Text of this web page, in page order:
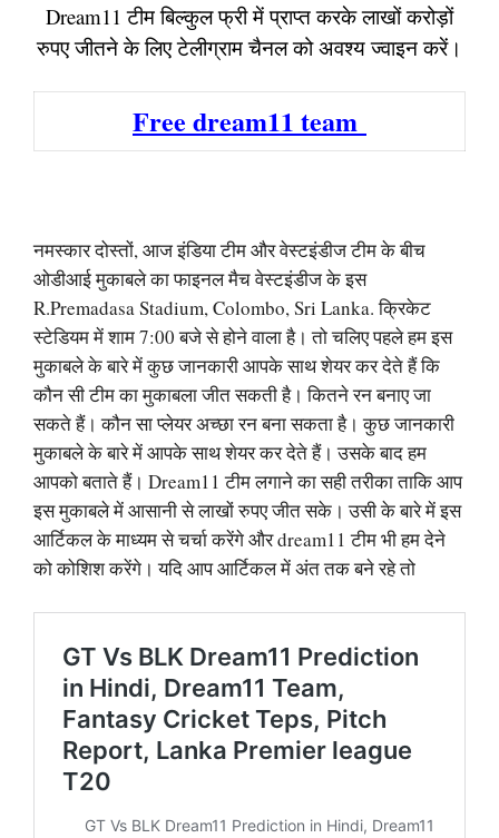
Dream11 टीम बिल्कुल फ्री में प्राप्त करके लाखों करोड़ों
रुपए जीतने के लिए टेलीग्राम चैनल को अवश्य ज्वाइन करें।
Free dream11 team
नमस्कार दोस्तों, आज इंडिया टीम और वेस्टइंडीज टीम के बीच
ओडीआई मुकाबले का फाइनल मैच वेस्टइंडीज के इस
R.Premadasa Stadium, Colombo, Sri Lanka. क्रिकेट
स्टेडियम में शाम 7:00 बजे से होने वाला है। तो चलिए पहले हम इस
मुकाबले के बारे में कुछ जानकारी आपके साथ शेयर कर देते हैं कि
कौन सी टीम का मुकाबला जीत सकती है। कितने रन बनाए जा
सकते हैं। कौन सा प्लेयर अच्छा रन बना सकता है। कुछ जानकारी
मुकाबले के बारे में आपके साथ शेयर कर देते हैं। उसके बाद हम
आपको बताते हैं। Dream11 टीम लगाने का सही तरीका ताकि आप
इस मुकाबले में आसानी से लाखों रुपए जीत सके। उसी के बारे में इस
आर्टिकल के माध्यम से चर्चा करेंगे और dream11 टीम भी हम देने
को कोशिश करेंगे। यदि आप आर्टिकल में अंत तक बने रहे तो